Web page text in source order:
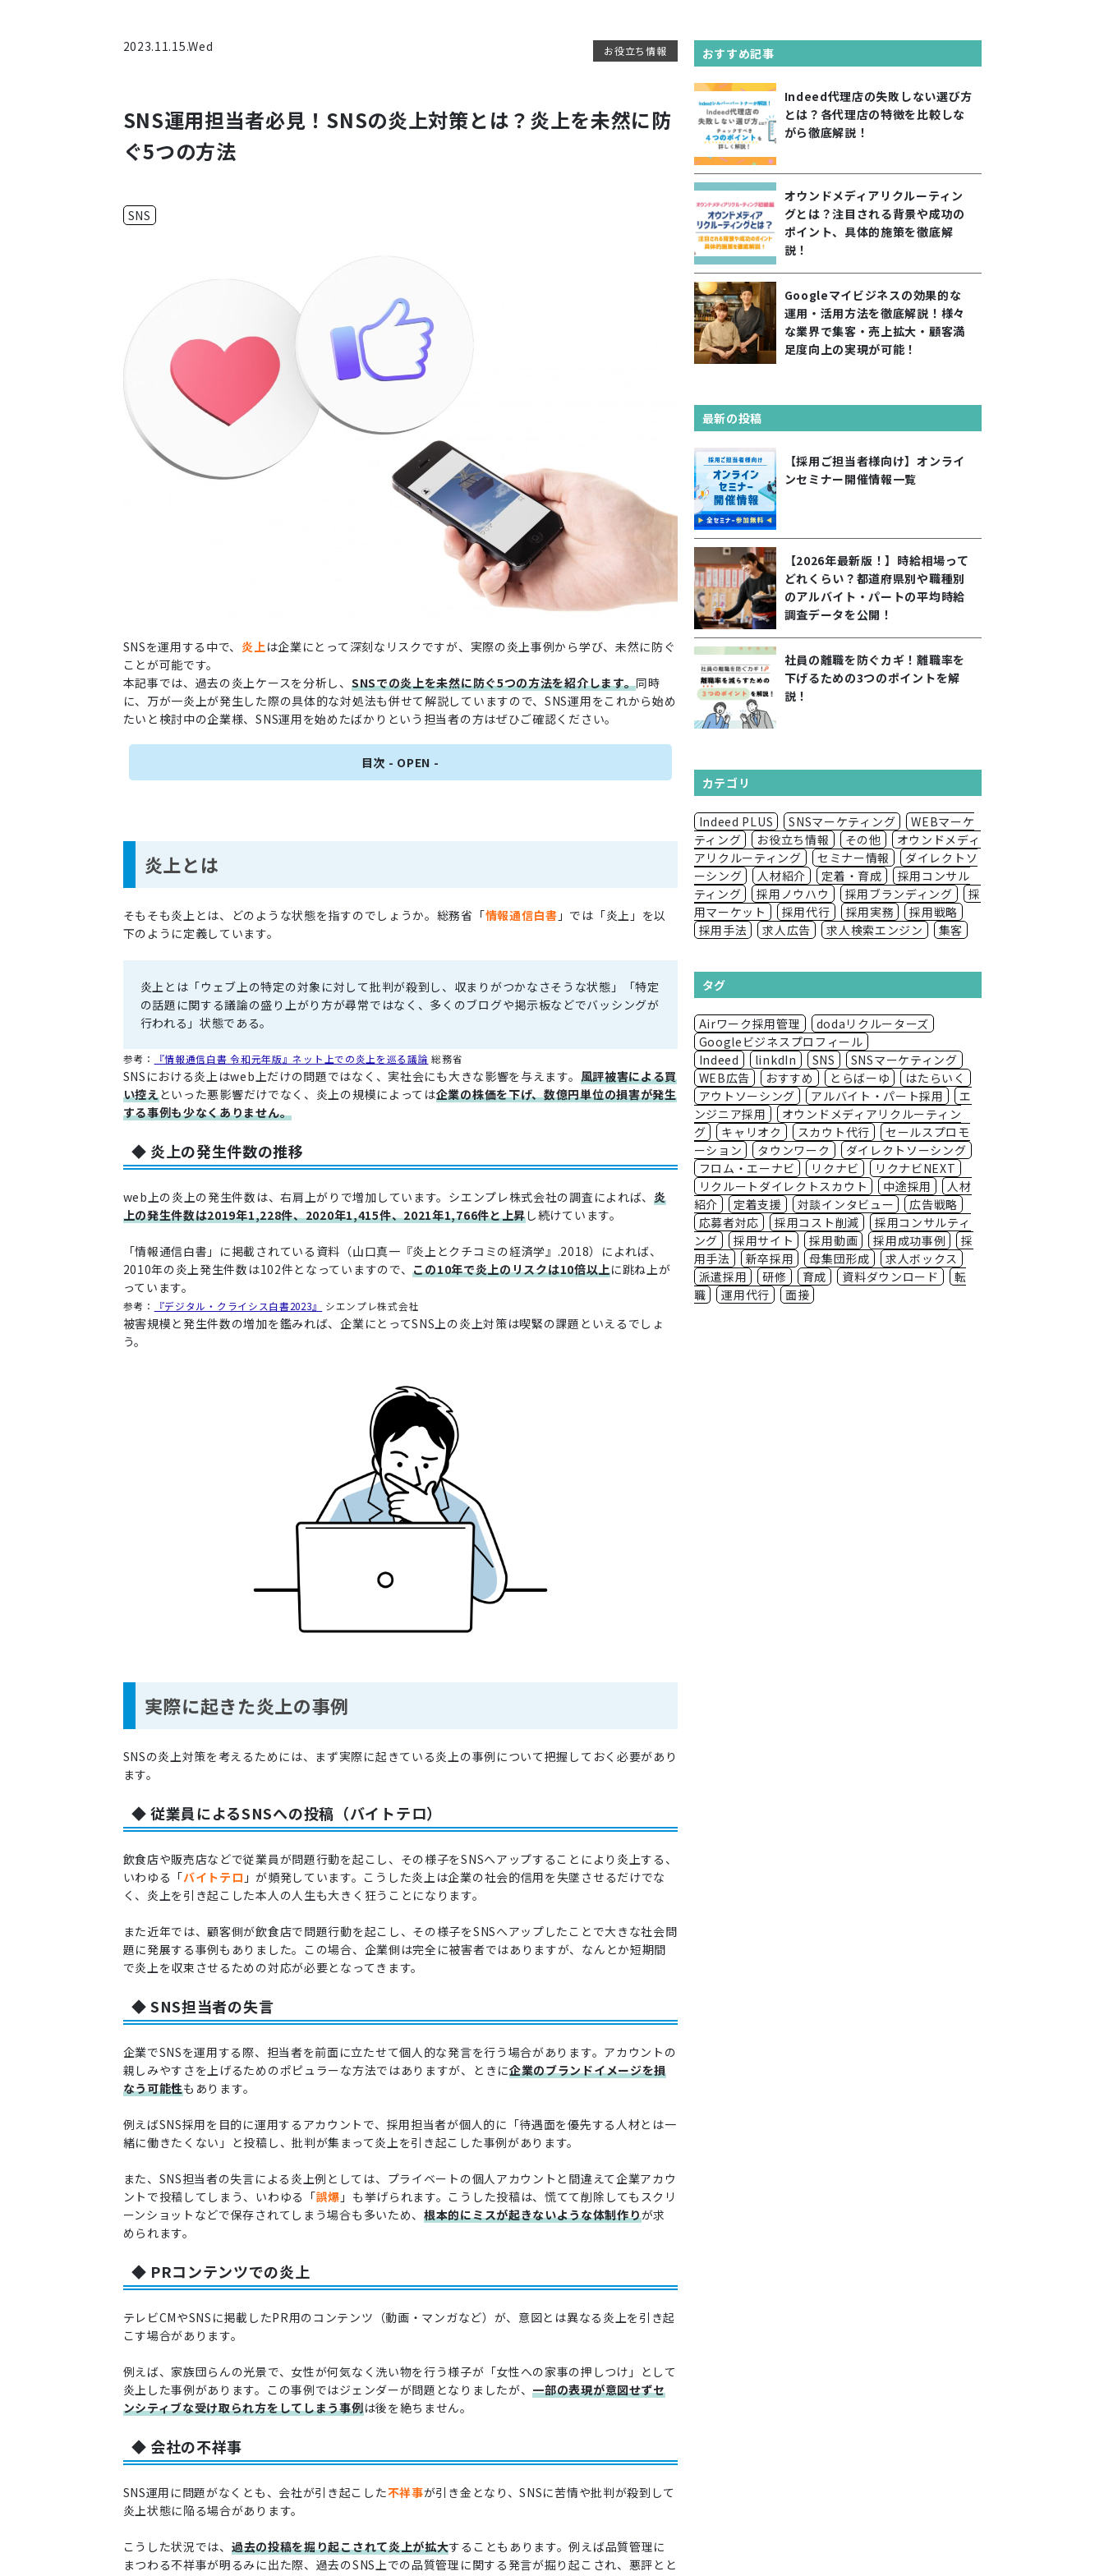
2023.11.15.Wed お役立ち情報
SNS運用担当者必見！SNSの炎上対策とは？炎上を未然に防
ぐ5つの方法
SNS
SNSを運用する中で、 炎上 は企業にとって深刻なリスクですが、実際の炎上事例から学び、未然に防ぐ
ことが可能です。
本記事では、過去の炎上ケースを分析し、 SNSでの炎上を未然に防ぐ5つの方法を紹介します。同時
に、万が一炎上が発生した際の具体的な対処法も併せて解説していますので、SNS運用をこれから始め
たいと検討中の企業様、SNS運用を始めたばかりという担当者の方はぜひご確認ください。
炎上とは
そもそも炎上とは、どのような状態を指すのでしょうか。総務省「情報通信白書 」では「炎上」を以
下のように定義しています。
炎上とは「ウェブ上の特定の対象に対して批判が殺到し、収まりがつかなさそうな状態」「特定
の話題に関する議論の盛り上がり方が尋常ではなく、多くのブログや掲示板などでバッシングが
行われる」状態である。
参考： 『情報通信白書 令和元年版』ネット上での炎上を巡る議論 総務省
SNSにおける炎上はweb上だけの問題ではなく、実社会にも大きな影響を与えます。 風評被害による買
い控えといった悪影響だけでなく、炎上の規模によっては企業の株価を下げ、数億円単位の損害が発生
する事例も少なくありません。
◆ 炎上の発生件数の推移
web上の炎上の発生件数は、右肩上がりで増加しています。シエンプレ株式会社の調査によれば、 炎
上の発生件数は2019年1,228件、2020年1,415件、2021年1,766件と上昇し続けています。
「情報通信白書」に掲載されている資料（山口真一『炎上とクチコミの経済学』.2018）によれば、
2010年の炎上発生件数は102件となっていますので、この10年で炎上のリスクは10倍以上に跳ね上が
っています。
参考： 『デジタル・クライシス白書2023』 シエンプレ株式会社
被害規模と発生件数の増加を鑑みれば、企業にとってSNS上の炎上対策は喫緊の課題といえるでしょ
う。
実際に起きた炎上の事例
SNSの炎上対策を考えるためには、まず実際に起きている炎上の事例について把握しておく必要があり
ます。
◆ 従業員によるSNSへの投稿（バイトテロ）
飲食店や販売店などで従業員が問題行動を起こし、その様子をSNSへアップすることにより炎上する、
いわゆる「バイトテロ 」が頻発しています。こうした炎上は企業の社会的信用を失墜させるだけでな
く、炎上を引き起こした本人の人生も大きく狂うことになります。
また近年では、顧客側が飲食店で問題行動を起こし、その様子をSNSへアップしたことで大きな社会問
題に発展する事例もありました。この場合、企業側は完全に被害者ではありますが、なんとか短期間
で炎上を収束させるための対応が必要となってきます。
◆ SNS担当者の失言
企業でSNSを運用する際、担当者を前面に立たせて個人的な発言を行う場合があります。アカウントの
親しみやすさを上げるためのポピュラーな方法ではありますが、ときに企業のブランドイメージを損
なう可能性もあります。
例えばSNS採用を目的に運用するアカウントで、採用担当者が個人的に「待遇面を優先する人材とは一
緒に働きたくない」と投稿し、批判が集まって炎上を引き起こした事例があります。
また、SNS担当者の失言による炎上例としては、プライベートの個人アカウントと間違えて企業アカウ
ントで投稿してしまう、いわゆる「誤爆 」も挙げられます。こうした投稿は、慌てて削除してもスクリ
ーンショットなどで保存されてしまう場合も多いため、 根本的にミスが起きないような体制作りが求
められます。
◆ PRコンテンツでの炎上
テレビCMやSNSに掲載したPR用のコンテンツ（動画・マンガなど）が、意図とは異なる炎上を引き起
こす場合があります。
例えば、家族団らんの光景で、女性が何気なく洗い物を行う様子が「女性への家事の押しつけ」として
炎上した事例があります。この事例ではジェンダーが問題となりましたが、一部の表現が意図せずセ
ンシティブな受け取られ方をしてしまう事例は後を絶ちません。
◆ 会社の不祥事
SNS運用に問題がなくとも、会社が引き起こした不祥事が引き金となり、SNSに苦情や批判が殺到して
炎上状態に陥る場合があります。
こうした状況では、 過去の投稿を掘り起こされて炎上が拡大することもあります。例えば品質管理に
まつわる不祥事が明るみに出た際、過去のSNS上での品質管理に関する発言が掘り起こされ、悪評とと
おすすめ記事
Indeed代理店の失敗しない選び方
とは？各代理店の特徴を比較しな
がら徹底解説！
オウンドメディアリクルーティン
グとは？注目される背景や成功の
ポイント、具体的施策を徹底解
説！
Googleマイビジネスの効果的な
運用・活用方法を徹底解説！様々
な業界で集客・売上拡大・顧客満
足度向上の実現が可能！
最新の投稿
【採用ご担当者様向け】オンライ
ンセミナー開催情報一覧
【2026年最新版！】時給相場って
どれくらい？都道府県別や職種別
のアルバイト・パートの平均時給
調査データを公開！
社員の離職を防ぐカギ！離職率を
下げるための3つのポイントを解
説！
カテゴリ
Indeed PLUS SNSマーケティング
WEBマーケ
ティング
お役立ち情報 その他
オウンドメディ
アリクルーティング
セミナー情報
ダイレクトソ
ーシング
人材紹介 定着・育成
採用コンサル
ティング
採用ノウハウ 採用ブランディング
採
用マーケット
採用代行 採用実務
採用戦略
採用手法
求人広告 求人検索エンジン 集客
タグ
Airワーク採用管理
dodaリクルーターズ
Googleビジネスプロフィール
Indeed
linkdIn SNS
SNSマーケティング
WEB広告
おすすめ とらばーゆ
はたらいく
アウトソーシング
アルバイト・パート採用
エ
ンジニア採用
オウンドメディアリクルーティン
グ
キャリオク スカウト代行
セールスプロモ
ーション
タウンワーク
ダイレクトソーシング
フロム・エーナビ
リクナビ
リクナビNEXT
リクルートダイレクトスカウト
中途採用
人材
紹介
定着支援 対談インタビュー
広告戦略
応募者対応
採用コスト削減
採用コンサルティ
ング
採用サイト 採用動画 採用成功事例
採
用手法
新卒採用 母集団形成
求人ボックス
派遣採用
研修 育成 資料ダウンロード
転
職
運用代行 面接